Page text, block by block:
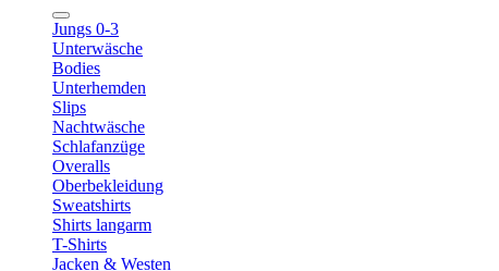
Jungs 0-3
Unterwäsche
Bodies
Unterhemden
Slips
Nachtwäsche
Schlafanzüge
Overalls
Oberbekleidung
Sweatshirts
Shirts langarm
T-Shirts
Jacken & Westen